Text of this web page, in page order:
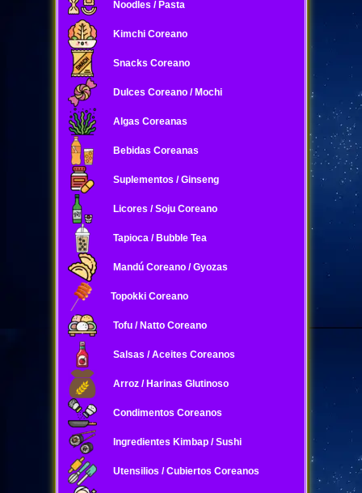
Noodles / Pasta
Kimchi Coreano
Snacks Coreano
Dulces Coreano / Mochi
Algas Coreanas
Bebidas Coreanas
Suplementos / Ginseng
Licores / Soju Coreano
Tapioca / Bubble Tea
Mandú Coreano / Gyozas
Topokki Coreano
Tofu / Natto Coreano
Salsas / Aceites Coreanos
Arroz / Harinas Glutinoso
Condimentos Coreanos
Ingredientes Kimbap / Sushi
Utensilios / Cubiertos Coreanos